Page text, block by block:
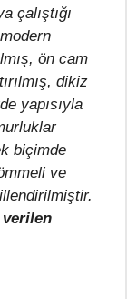
çalıştığı
ön cam
dikiz
yapısıyla
biçimde
ve
verilen